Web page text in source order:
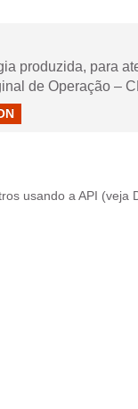
produzida, para
de Operação –
usando a API (veja